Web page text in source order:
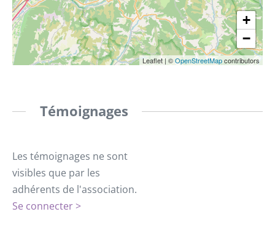
+
−
Leaflet | ©OpenStreetMapcontributors
Témoignages
Les témoignages ne sont
visibles que par les
adhérents de l'association.
Se connecter >